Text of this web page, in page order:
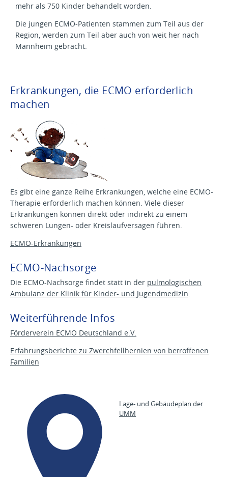
mehr als 750 Kinder behandelt worden.
Die jungen ECMO-Patienten stammen zum Teil aus der
Region, werden zum Teil aber auch von weit her nach
Mannheim gebracht.
Erkrankungen, die ECMO erforderlich
machen
Es gibt eine ganze Reihe Erkrankungen, welche eine ECMO-
Therapie erforderlich machen können. Viele dieser
Erkrankungen können direkt oder indirekt zu einem
schweren Lungen- oder Kreislaufversagen führen.
ECMO-Erkrankungen
ECMO-Nachsorge
Die ECMO-Nachsorge findet statt in der pulmologischen
Ambulanz der Klinik für Kinder- und Jugendmedizin.
Weiterführende Infos
Förderverein ECMO Deutschland e.V.
Erfahrungsberichte zu Zwerchfellhernien von betroffenen
Familien
Lage- und Gebäudeplan der
UMM